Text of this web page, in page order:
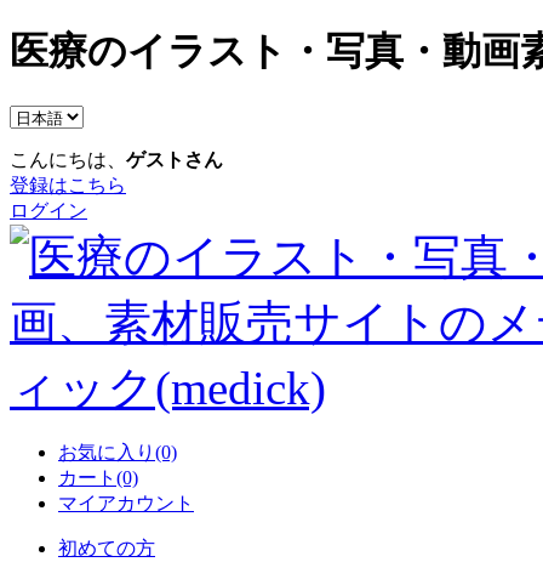
医療のイラスト・写真・動画
こんにちは、 ゲストさん
登録はこちら
ログイン
お気に入り(0)
カート(0)
マイアカウント
初めての方